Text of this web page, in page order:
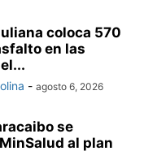
coloca 570
en las
- agosto 6, 2026
se
al plan